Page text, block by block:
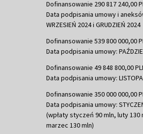
Dofinansowanie 290 817 240,00
Data podpisania umowy i
WRZESIEŃ 2024 i GRUDZIEŃ 2024
Dofinansowanie 539 800 000,00
Data podpisania umowy:
Dofinansowanie 49 848 800,00
Data podpisania umowy:
Dofinansowanie 350 000 000,00
Data podpisania umowy:
(wpłaty styczeń 90 mln, luty 130
marzec 130 mln)